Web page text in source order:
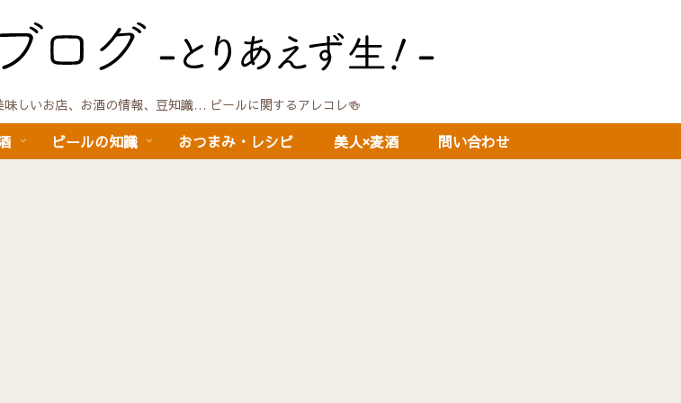
しいお店、お酒の情報、豆知識… ビールに関するアレコレ🍻
ビールの知識 おつまみ・レシピ 美人×麦酒 問い合わせ